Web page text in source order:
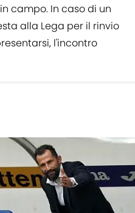
campo. In caso di un
alla Lega per il rinvio
l'incontro